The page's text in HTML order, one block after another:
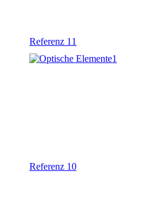
Referenz 11
Referenz 10